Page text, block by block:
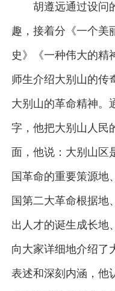
胡遵远通过设问
趣，接着分《一个美
史》《一种伟大的精
师生介绍大别山的传
大别山的革命精神。
字，他把大别山人民
面，他说：大别山区
国革命的重要策源地
国第二大革命根据地
出人才的诞生成长地
向大家详细地介绍了
表述和深刻内涵，他